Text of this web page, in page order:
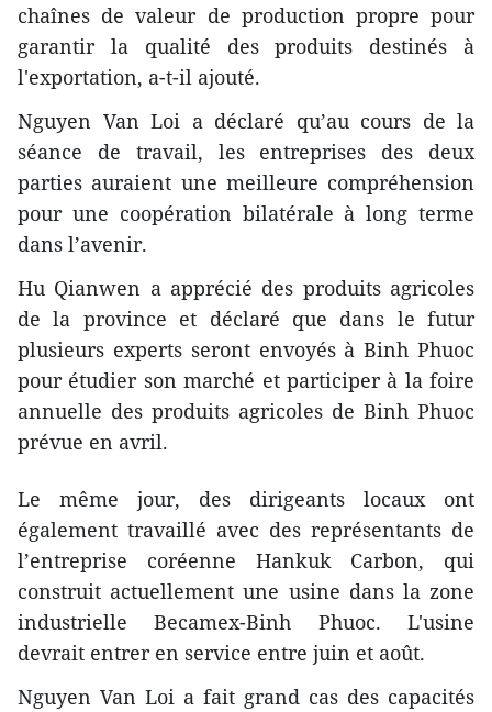
chaînes de valeur de production propre pour
garantir la qualité des produits destinés à
l'exportation, a-t-il ajouté.
Nguyen Van Loi a déclaré qu’au cours de la
séance de travail, les entreprises des deux
parties auraient une meilleure compréhension
pour une coopération bilatérale à long terme
dans l’avenir.
Hu Qianwen a apprécié des produits agricoles
de la province et déclaré que dans le futur
plusieurs experts seront envoyés à Binh Phuoc
pour étudier son marché et participer à la foire
annuelle des produits agricoles de Binh Phuoc
prévue en avril.
Le même jour, des dirigeants locaux ont
également travaillé avec des représentants de
l’entreprise coréenne Hankuk Carbon, qui
construit actuellement une usine dans la zone
industrielle Becamex-Binh Phuoc. L'usine
devrait entrer en service entre juin et août.
Nguyen Van Loi a fait grand cas des capacités